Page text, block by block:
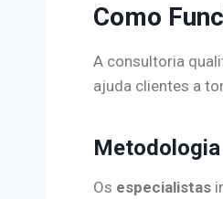
Como
A consultoria
ajuda clientes a
Os especialistas